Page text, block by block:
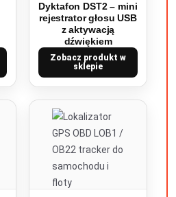
Dyktafon DST2 – mini
rejestrator głosu USB
z aktywacją
dźwiękiem
Zobacz produkt w
sklepie